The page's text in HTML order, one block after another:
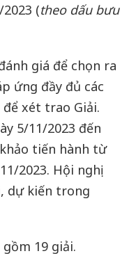
(theo dấu bưu
giá để chọn ra
ứng đầy đủ các
xét trao Giải.
5/11/2023 đến
tiến hành từ
2023. Hội nghị
dự kiến trong
19 giải.